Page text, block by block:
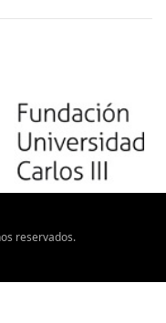
reservados.